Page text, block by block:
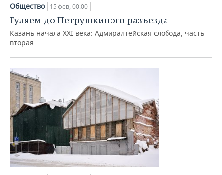
Общество 15 фев, 00:00
Гуляем до Петрушкиного разъезда
Казань начала XXI века: Адмиралтейская слобода, часть
вторая